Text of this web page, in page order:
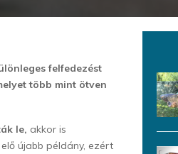
felfedezést
több mint ötven
le, akkor is
újabb példány, ezért